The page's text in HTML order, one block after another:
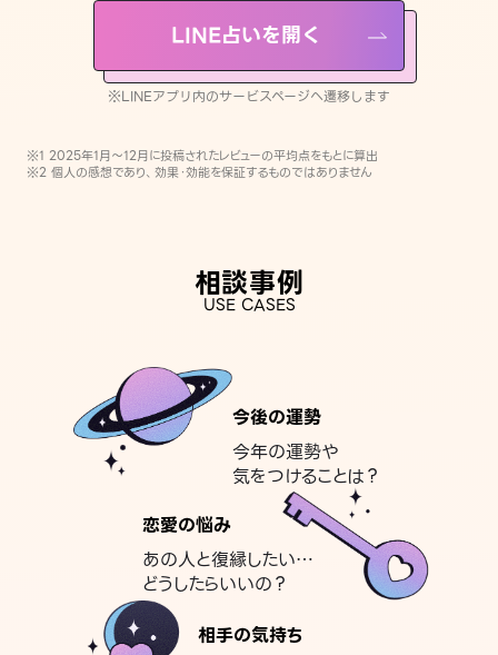
LINE占いを開く
※LINEアプリ内のサービスページへ遷移します
※1 2025年1月〜12月に投稿されたレビューの平均点をもとに算出
※2 個人の感想であり、効果・効能を保証するものではありません
相談事例
USE CASES
今後の運勢
今年の運勢や
気をつけることは？
恋愛の悩み
あの人と復縁したい…
どうしたらいいの？
相手の気持ち